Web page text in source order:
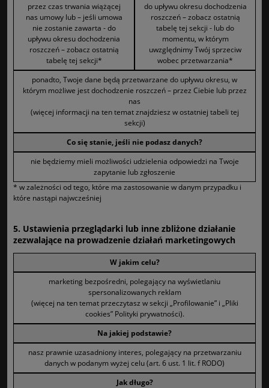
przez czas trwania wiążącej
nas umowy lub – jeśli umowa
nie zostanie zawarta - do
upływu okresu dochodzenia
roszczeń – zobacz ostatnią
tabelę tej sekcji*
do upływu okresu dochodzenia
roszczeń – zobacz ostatnią
tabelę tej sekcji - lub do
momentu, w którym
uwzględnimy Twój sprzeciw
wobec przetwarzania*
ponadto, Twoje dane będą przetwarzane do upływu okresu, w
którym możliwe jest dochodzenie roszczeń – przez Ciebie lub przez
nas
(więcej informacji na ten temat znajdziesz w ostatniej tabeli tej
sekcji)
Co się stanie, jeśli nie podasz danych?
nie będziemy mieli możliwości udzielenia odpowiedzi na Twoje
zapytanie lub zgłoszenie
* w zależności od tego, które ma zastosowanie w danym przypadku i
które nastąpi najwcześniej
5. Ustawienia przeglądarki lub inne zbliżone działanie
zezwalające na prowadzenie działań marketingowych
W jakim celu?
marketing bezpośredni, polegający na wyświetlaniu
spersonalizowanych reklam
(więcej na ten temat przeczytasz w sekcji „Profilowanie” i „Pliki
cookies” Polityki prywatności).
Na jakiej podstawie?
nasz prawnie uzasadniony interes, polegający na przetwarzaniu
danych w podanym wyżej celu (art. 6 ust. 1 lit. f RODO)
Jak długo?